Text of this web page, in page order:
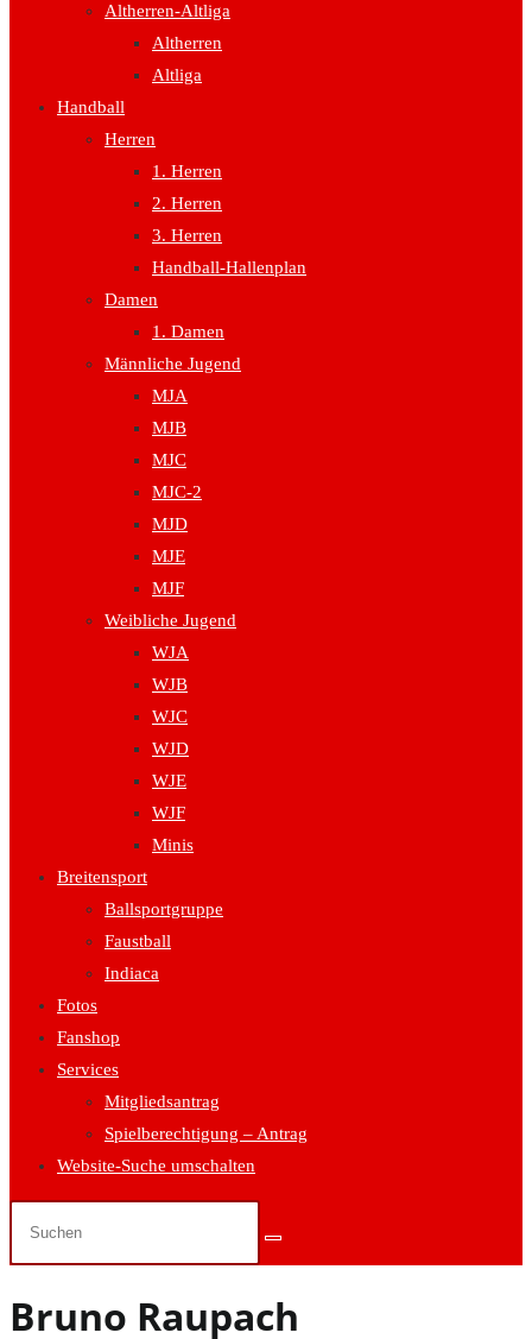
Altherren-Altliga
Altherren
Altliga
Handball
Herren
1. Herren
2. Herren
3. Herren
Handball-Hallenplan
Damen
1. Damen
Männliche Jugend
MJA
MJB
MJC
MJC-2
MJD
MJE
MJF
Weibliche Jugend
WJA
WJB
WJC
WJD
WJE
WJF
Minis
Breitensport
Ballsportgruppe
Faustball
Indiaca
Fotos
Fanshop
Services
Mitgliedsantrag
Spielberechtigung – Antrag
Website-Suche umschalten
Bruno Raupach